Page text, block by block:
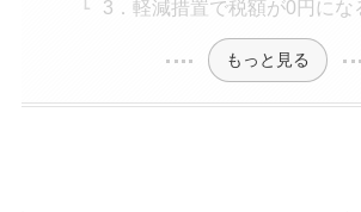
3．軽減措置で税額が0円にな
もっと見る